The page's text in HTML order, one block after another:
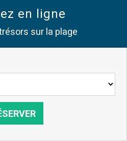
en ligne
sur la plage